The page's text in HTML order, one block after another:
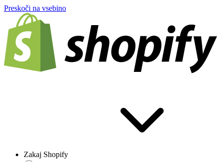
Preskoči na vsebino
Zakaj Shopify